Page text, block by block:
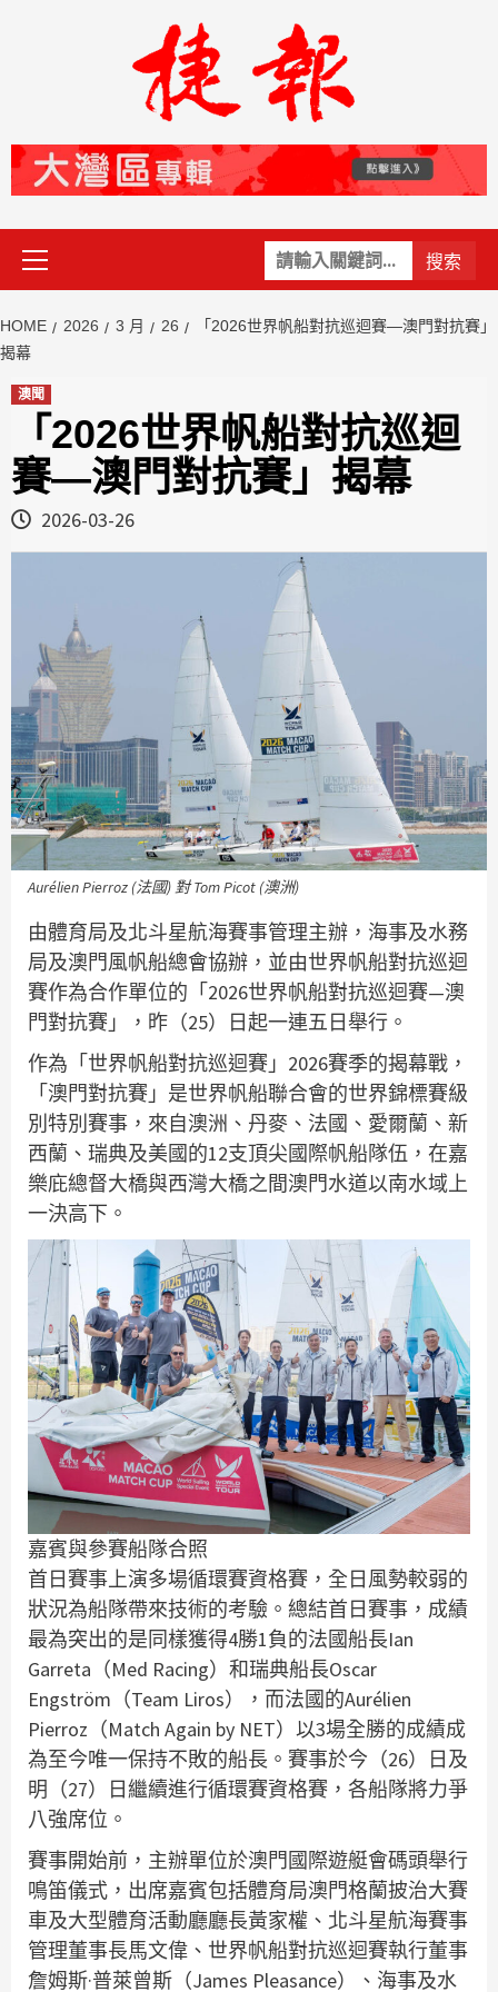
關
鍵
Primary
Menu
HOME 2026 3 月 26
「2026世界帆船對抗巡迴賽—澳門對抗賽」
揭幕
澳聞
「2026世界帆船對抗巡迴
賽—澳門對抗賽」揭幕
2026-03-26
Aurélien Pierroz (法國) 對 Tom Picot (澳洲)
由體育局及北斗星航海賽事管理主辦，海事及水務
局及澳門風帆船總會協辦，並由世界帆船對抗巡迴
賽作為合作單位的「2026世界帆船對抗巡迴賽—澳
門對抗賽」，昨（25）日起一連五日舉行。
作為「世界帆船對抗巡迴賽」2026賽季的揭幕戰，
「澳門對抗賽」是世界帆船聯合會的世界錦標賽級
別特別賽事，來自澳洲、丹麥、法國、愛爾蘭、新
西蘭、瑞典及美國的12支頂尖國際帆船隊伍，在嘉
樂庇總督大橋與西灣大橋之間澳門水道以南水域上
一決高下。
嘉賓與參賽船隊合照
首日賽事上演多場循環賽資格賽，全日風勢較弱的
狀況為船隊帶來技術的考驗。總結首日賽事，成績
最為突出的是同樣獲得4勝1負的法國船長Ian
Garreta（Med Racing）和瑞典船長Oscar
Engström（Team Liros），而法國的Aurélien
Pierroz（Match Again by NET）以3場全勝的成績成
為至今唯一保持不敗的船長。賽事於今（26）日及
明（27）日繼續進行循環賽資格賽，各船隊將力爭
八強席位。
賽事開始前，主辦單位於澳門國際遊艇會碼頭舉行
鳴笛儀式，出席嘉賓包括體育局澳門格蘭披治大賽
車及大型體育活動廳廳長黃家權、北斗星航海賽事
管理董事長馬文偉、世界帆船對抗巡迴賽執行董事
詹姆斯·普萊曾斯（James Pleasance）、海事及水